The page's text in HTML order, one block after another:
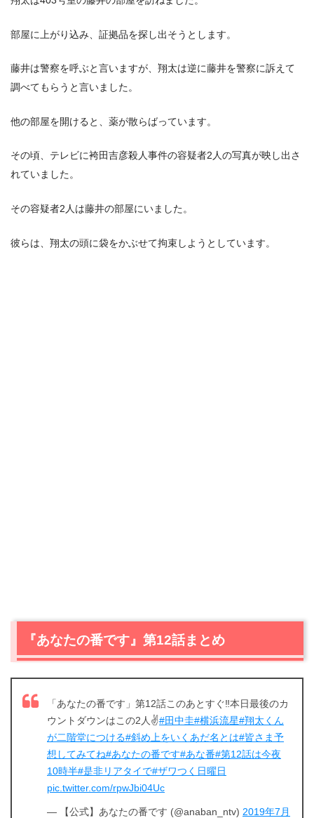
部屋に上がり込み、証拠品を探し出そうとします。
藤井は警察を呼ぶと言いますが、翔太は逆に藤井を警察に訴えて
調べてもらうと言いました。
他の部屋を開けると、薬が散らばっています。
その頃、テレビに袴田吉彦殺人事件の容疑者2人の写真が映し出さ
れていました。
その容疑者2人は藤井の部屋にいました。
彼らは、翔太の頭に袋をかぶせて拘束しようとしています。
『あなたの番です』第12話まとめ
「あなたの番です」第12話このあとすぐ‼️本日最後のカ
ウントダウンはこの2人✌️#田中圭#横浜流星#翔太くん
が二階堂につける#斜め上をいくあだ名とは#皆さま予
想してみてね#あなたの番です#あな番#第12話は今夜
10時半#是非リアタイで#ザワつく日曜日
pic.twitter.com/rpwJbi04Uc
— 【公式】あなたの番です (@anaban_ntv) 2019年7月